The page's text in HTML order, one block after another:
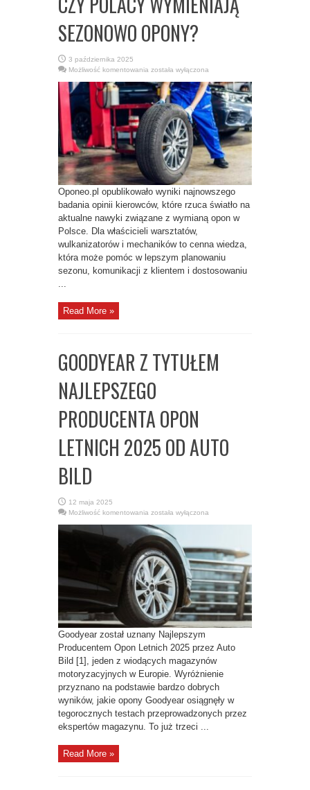
SEZONOWO OPONY?
3 października 2025
Możliwość komentowania CZY
WYMIENIAJĄ
SEZONOWO
OPONY?
została wyłączona
Oponeo.pl opublikowało wyniki najnowszego
badania opinii kierowców, które rzuca światło na
aktualne nawyki związane z wymianą opon w
Polsce. Dla właścicieli warsztatów,
wulkanizatorów i mechaników to cenna wiedza,
która może pomóc w lepszym planowaniu
sezonu, komunikacji z klientem i dostosowaniu
Read More »
GOODYEAR Z TYTUŁEM
NAJLEPSZEGO
PRODUCENTA OPON
LETNICH 2025 OD AUTO
BILD
12 maja 2025
Możliwość komentowania GOODYEAR
TYTUŁEM
NAJLEPSZEGO
PRODUCENTA
OPON
LETNICH
2025
OD
AUTO
BILD
została wyłączona
Goodyear został uznany Najlepszym
Producentem Opon Letnich 2025 przez Auto
Bild [1], jeden z wiodących magazynów
motoryzacyjnych w Europie. Wyróżnienie
przyznano na podstawie bardzo dobrych
wyników, jakie opony Goodyear osiągnęły w
tegorocznych testach przeprowadzonych przez
ekspertów magazynu. To już trzeci ...
Read More »